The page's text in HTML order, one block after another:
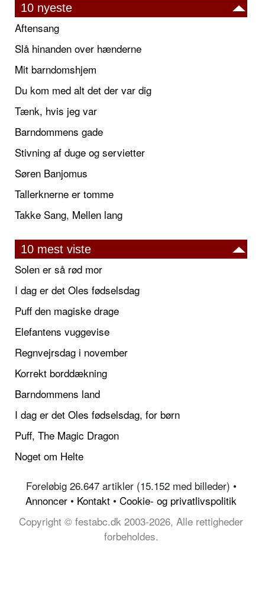
10 nyeste
Aftensang
Slå hinanden over hænderne
Mit barndomshjem
Du kom med alt det der var dig
Tænk, hvis jeg var
Barndommens gade
Stivning af duge og servietter
Søren Banjomus
Tallerknerne er tomme
Takke Sang, Mellen lang
10 mest viste
Solen er så rød mor
I dag er det Oles fødselsdag
Puff den magiske drage
Elefantens vuggevise
Regnvejrsdag i november
Korrekt borddækning
Barndommens land
I dag er det Oles fødselsdag, for børn
Puff, The Magic Dragon
Noget om Helte
Foreløbig 26.647 artikler (15.152 med billeder) •
Annoncer • Kontakt • Cookie- og privatlivspolitik
Copyright © festabc.dk 2003-2026, Alle rettigheder
forbeholdes.